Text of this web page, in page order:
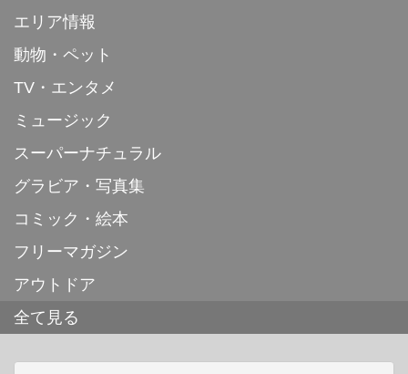
エリア情報
動物・ペット
TV・エンタメ
ミュージック
スーパーナチュラル
グラビア・写真集
コミック・絵本
フリーマガジン
アウトドア
全て見る